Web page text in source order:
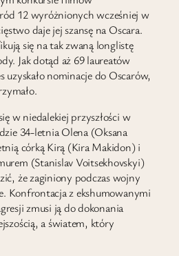
12 wyróżnionych wcześniej w
daje jej szansę na Oscara.
się na tak zwaną longlistę
Jak dotąd aż 69 laureatów
uzyskało nominacje do Oscarów,
w niedalekiej przyszłości w
34-letnia Olena (Oksana
córką Kirą (Kira Makidon) i
(Stanislav Voitsekhovskyi)
że zaginiony podczas wojny
Konfrontacja z ekshumowanymi
zmusi ją do dokonania
a światem, który